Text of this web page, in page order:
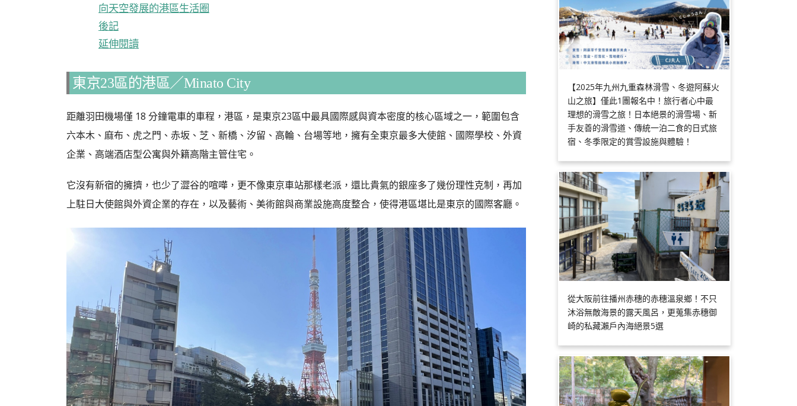
向天空發展的港區生活圈
後記
延伸閱讀
東京23區的港區／Minato City
距離羽田機場僅 18 分鐘電車的車程，港區，是東京23區中最具國際感與資本密度的核心區域之一，範圍包含
六本木、麻布、虎之門、赤坂、芝、新橋、汐留、高輪、台場等地，擁有全東京最多大使館、國際學校、外資
企業、高端酒店型公寓與外籍高階主管住宅。
它沒有新宿的擁擠，也少了澀谷的喧嘩，更不像東京車站那樣老派，還比貴氣的銀座多了幾份理性克制，再加
上駐日大使館與外資企業的存在，以及藝術、美術館與商業設施高度整合，使得港區堪比是東京的國際客廳。
【2025年九州九重森林滑雪、冬遊阿蘇火
山之旅】僅此1團報名中！旅行者心中最
理想的滑雪之旅！日本絕景的滑雪場、新
手友善的滑雪道、傳統一泊二食的日式旅
宿、冬季限定的賞雪設施與體驗！
從大阪前往播州赤穗的赤穗溫泉鄉！不只
沐浴無敵海景的露天風呂，更蒐集赤穗御
崎的私藏瀨戶內海絕景5選